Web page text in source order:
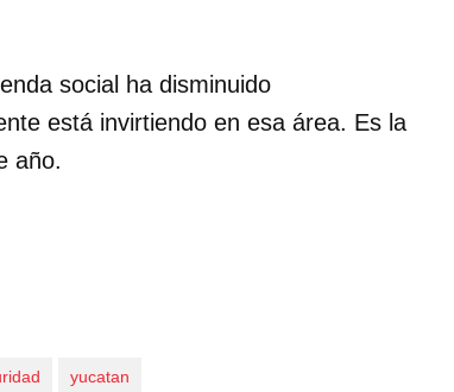
social ha disminuido
está invirtiendo en esa área. Es la
año.
yucatan